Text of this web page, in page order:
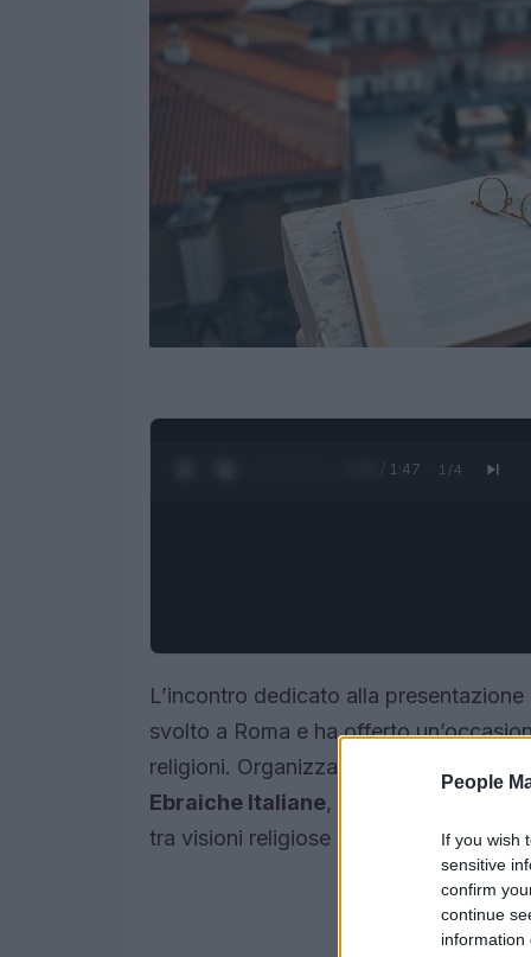
People
If you wish
sensitive
confirm
continue
information
0:28 / 1:47 1 /4
L’incontro dedicato alla presentazione
svolto a Roma e ha offerto
religioni. Organizzato da
Ebraiche Italiane, il dibattito ha posto
tra visioni religiose diverse all’interno